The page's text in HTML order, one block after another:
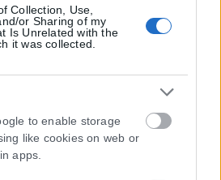
Collection, Use,
or Sharing of my
Is Unrelated with the
it was collected.
to enable storage
like cookies on web or
apps.